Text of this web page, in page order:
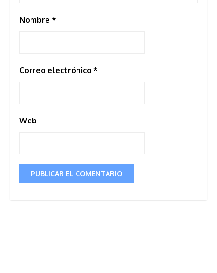
Nombre *
Correo electrónico *
Web